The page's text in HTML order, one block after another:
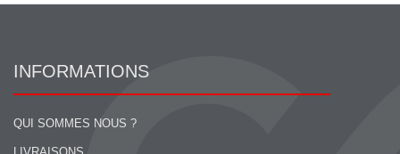
INFORMATIONS
QUI SOMMES NOUS ?